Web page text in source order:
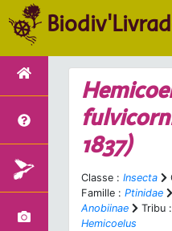
1837)
Classe : Insecta
Famille : Ptinidae
Anobiinae
Tribu :
Hemicoelus